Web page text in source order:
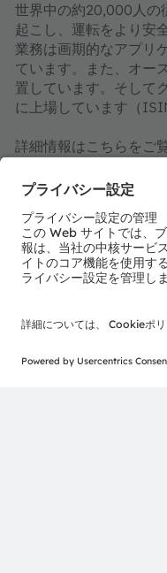
世界中の約20,000人の
起こし、運転をより安
業務は画期的なアプリ
ています。また、オー
置しています。そして
に上場しています（
詳細情報はこちらをご
amsはams-OSRAM
ます。
ams OSRAMのソーシ
>Twitter >LinkedIn